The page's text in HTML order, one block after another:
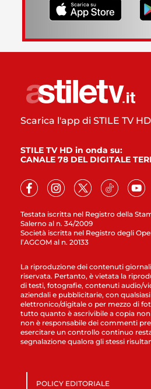
Testata iscritta nel Registro della
Salerno al n. 34/2009
Società iscritta nel Registro degli
l’AGCOM al n. 20133
Scarica l'app di STILE TV HD
STILE TV HD in onda su:
CANALE 78 DEL DIGITALE
La riproduzione dei contenuti
riservata. Pertanto, è vietata la
di testi, fotografie, contenuti audio/
aziendali e pubblicitarie, con
elettronico/digitale o per mezzo di
tutto quanto è ascrivibile a copia
non è responsabile dei commenti
esercitare un controllo continuo
segnalazione qualora gli stessi
POLICY EDITORIALE